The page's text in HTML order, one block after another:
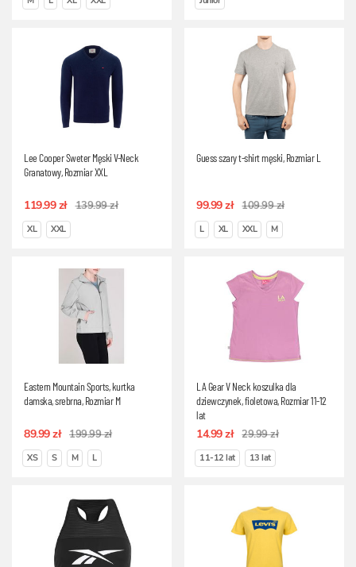
Lee Cooper Sweter Męski V-Neck
Granatowy, Rozmiar XXL
119.99 zł 139.99 zł
XL XXL
Guess szary t-shirt męski, Rozmiar L
99.99 zł 109.99 zł
L XL XXL M
Eastern Mountain Sports, kurtka
damska, srebrna, Rozmiar M
89.99 zł 199.99 zł
XS S M L
LA Gear V Neck koszulka dla
dziewczynek, fioletowa, Rozmiar 11-12
lat
14.99 zł 29.99 zł
11-12 lat 13 lat